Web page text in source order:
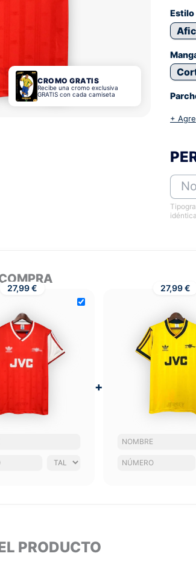
CROMO GRATIS
Recibe una cromo exclusiva
GRATIS con cada camiseta
Estilo
+
27,99 €
+
27,99 €
PRODUCTO